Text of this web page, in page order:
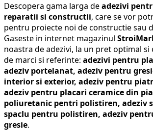
Descopera gama larga deadezivi
reparatii si constructii, care se vor
pentru proiecte noi de constructie sau
Gaseste in internet magazinul
noastra de adezivi, la un pret optimal si
de marci si referinte: adezivi pentru
adeziv portelanat, adeziv pentru
interior si exterior, adeziv pentru
adeziv pentru placari ceramice din
poliuretanic pentri polistiren, adeziv
spaclu pentru polistiren, adeziv
gresie.